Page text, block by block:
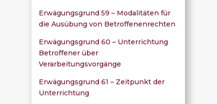
Erwägungsgrund 59 – Modalitäten für
die Ausübung von Betroffenenrechten
Erwägungsgrund 60 – Unterrichtung
Betroffener über
Verarbeitungsvorgänge
Erwägungsgrund 61 – Zeitpunkt der
Unterrichtung